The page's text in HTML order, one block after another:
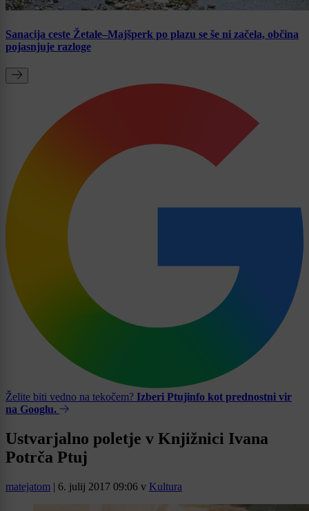
Sanacija ceste Žetale–Majšperk po plazu se še ni začela, občina
pojasnjuje razloge
Želite biti vedno na tekočem? Izberi Ptujinfo kot prednostni vir
na Googlu.
Ustvarjalno poletje v Knjižnici Ivana
Potrča Ptuj
matejatom | 6. julij 2017 09:06 v Kultura